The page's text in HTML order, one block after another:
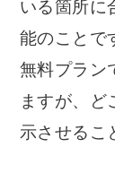
いる箇所に
能のことで
無料プラン
ますが、ど
示させるこ